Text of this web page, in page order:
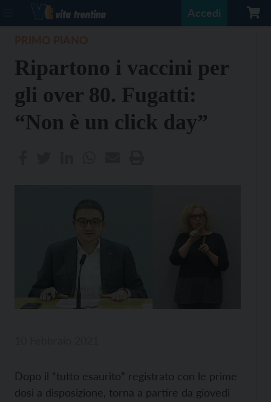
Accedi
Ripartono i vaccini per
gli over 80. Fugatti:
“Non è un click day”
Dopo il “tutto esaurito” registrato con le prime
dosi a disposizione, torna a partire da giovedì